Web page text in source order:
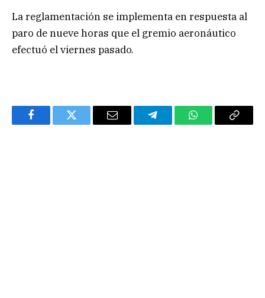
La reglamentación se implementa en respuesta al
paro de nueve horas que el gremio aeronáutico
efectuó el viernes pasado.
FacebookTwitter Email TelegramWhatsAppCopy